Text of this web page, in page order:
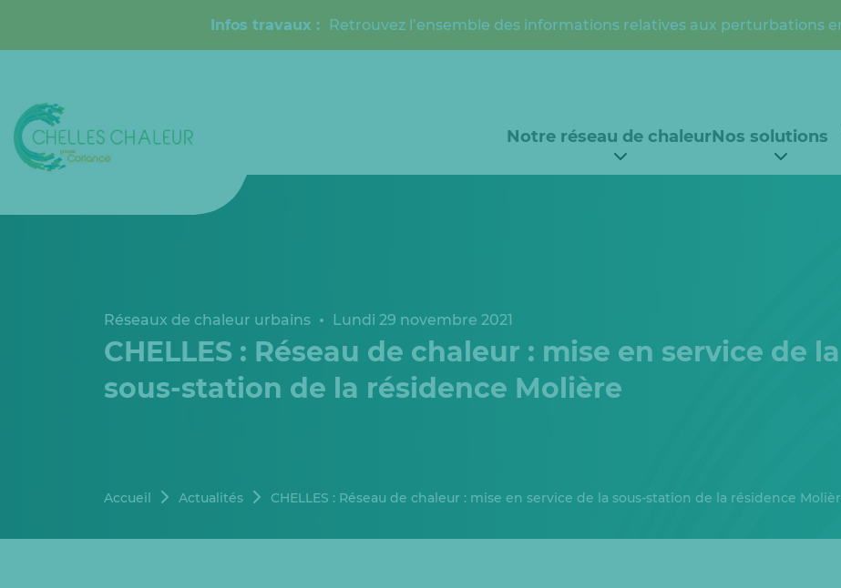
Infos travaux : Retrouvez l’ensemble des informations relatives aux perturbations
Notre réseau de chaleurNos solutions
Réseaux de chaleur urbains Lundi 29 novembre 2021
CHELLES : Réseau de chaleur : mise en service de la
sous-station de la résidence Molière
Accueil Actualités CHELLES : Réseau de chaleur : mise en service de la sous-station de la résidence